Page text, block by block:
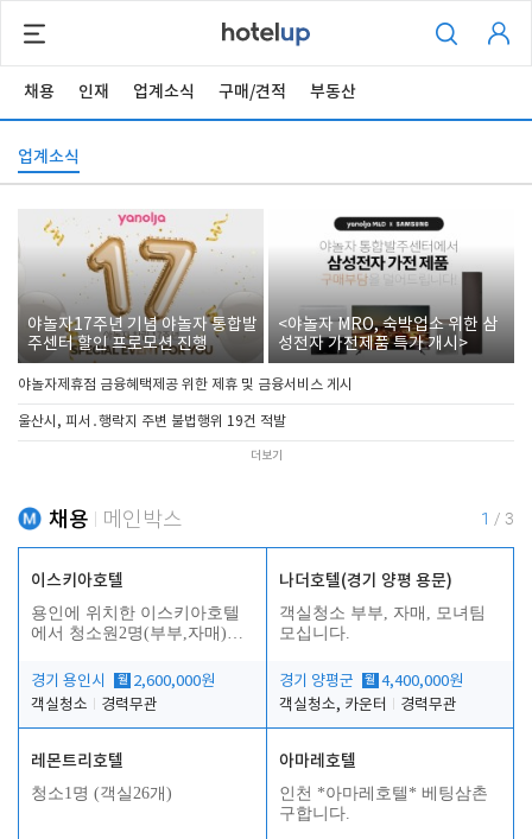
채용 인재 업계소식 구매/견적 부동산
업계소식
야놀자17주년 기념 야놀자 통합발
주센터 할인 프로모션 진행
<야놀자 MRO, 숙박업소 위한 삼
성전자 가전제품 특가 개시>
야놀자제휴점 금융혜택제공 위한 제휴 및 금융서비스 게시
울산시, 피서․행락지 주변 불법행위 19건 적발
더보기
채용 메인박스 1 / 3
이스키아호텔
용인에 위치한 이스키아호텔
에서 청소원2명(부부,자매)을
경기 용인시
월 2,600,000원
객실청소
경력무관
나더호텔(경기 양평 용문)
객실청소 부부, 자매, 모녀팀
모십니다.
경기 양평군 월 4,400,000원
객실청소, 카운터
경력무관
레몬트리호텔
청소1명 (객실26개)
아마레호텔
인천 *아마레호텔* 베팅삼촌
구합니다.